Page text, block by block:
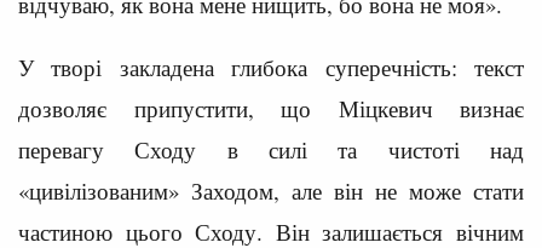
У творі закладена глибока суперечність: текст
дозволяє припустити, що Міцкевич визнає
перевагу Сходу в силі та чистоті над
«цивілізованим» Заходом, але він не може стати
частиною цього Сходу. Він залишається вічним